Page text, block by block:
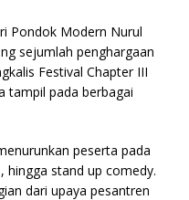
Pondok Modern Nurul
sejumlah penghargaan
Festival Chapter III
tampil pada berbagai
peserta pada
hingga stand up comedy.
dari upaya pesantren